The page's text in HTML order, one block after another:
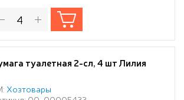
туалетная 2-сл, 4 шт Лилия
Хозтовары